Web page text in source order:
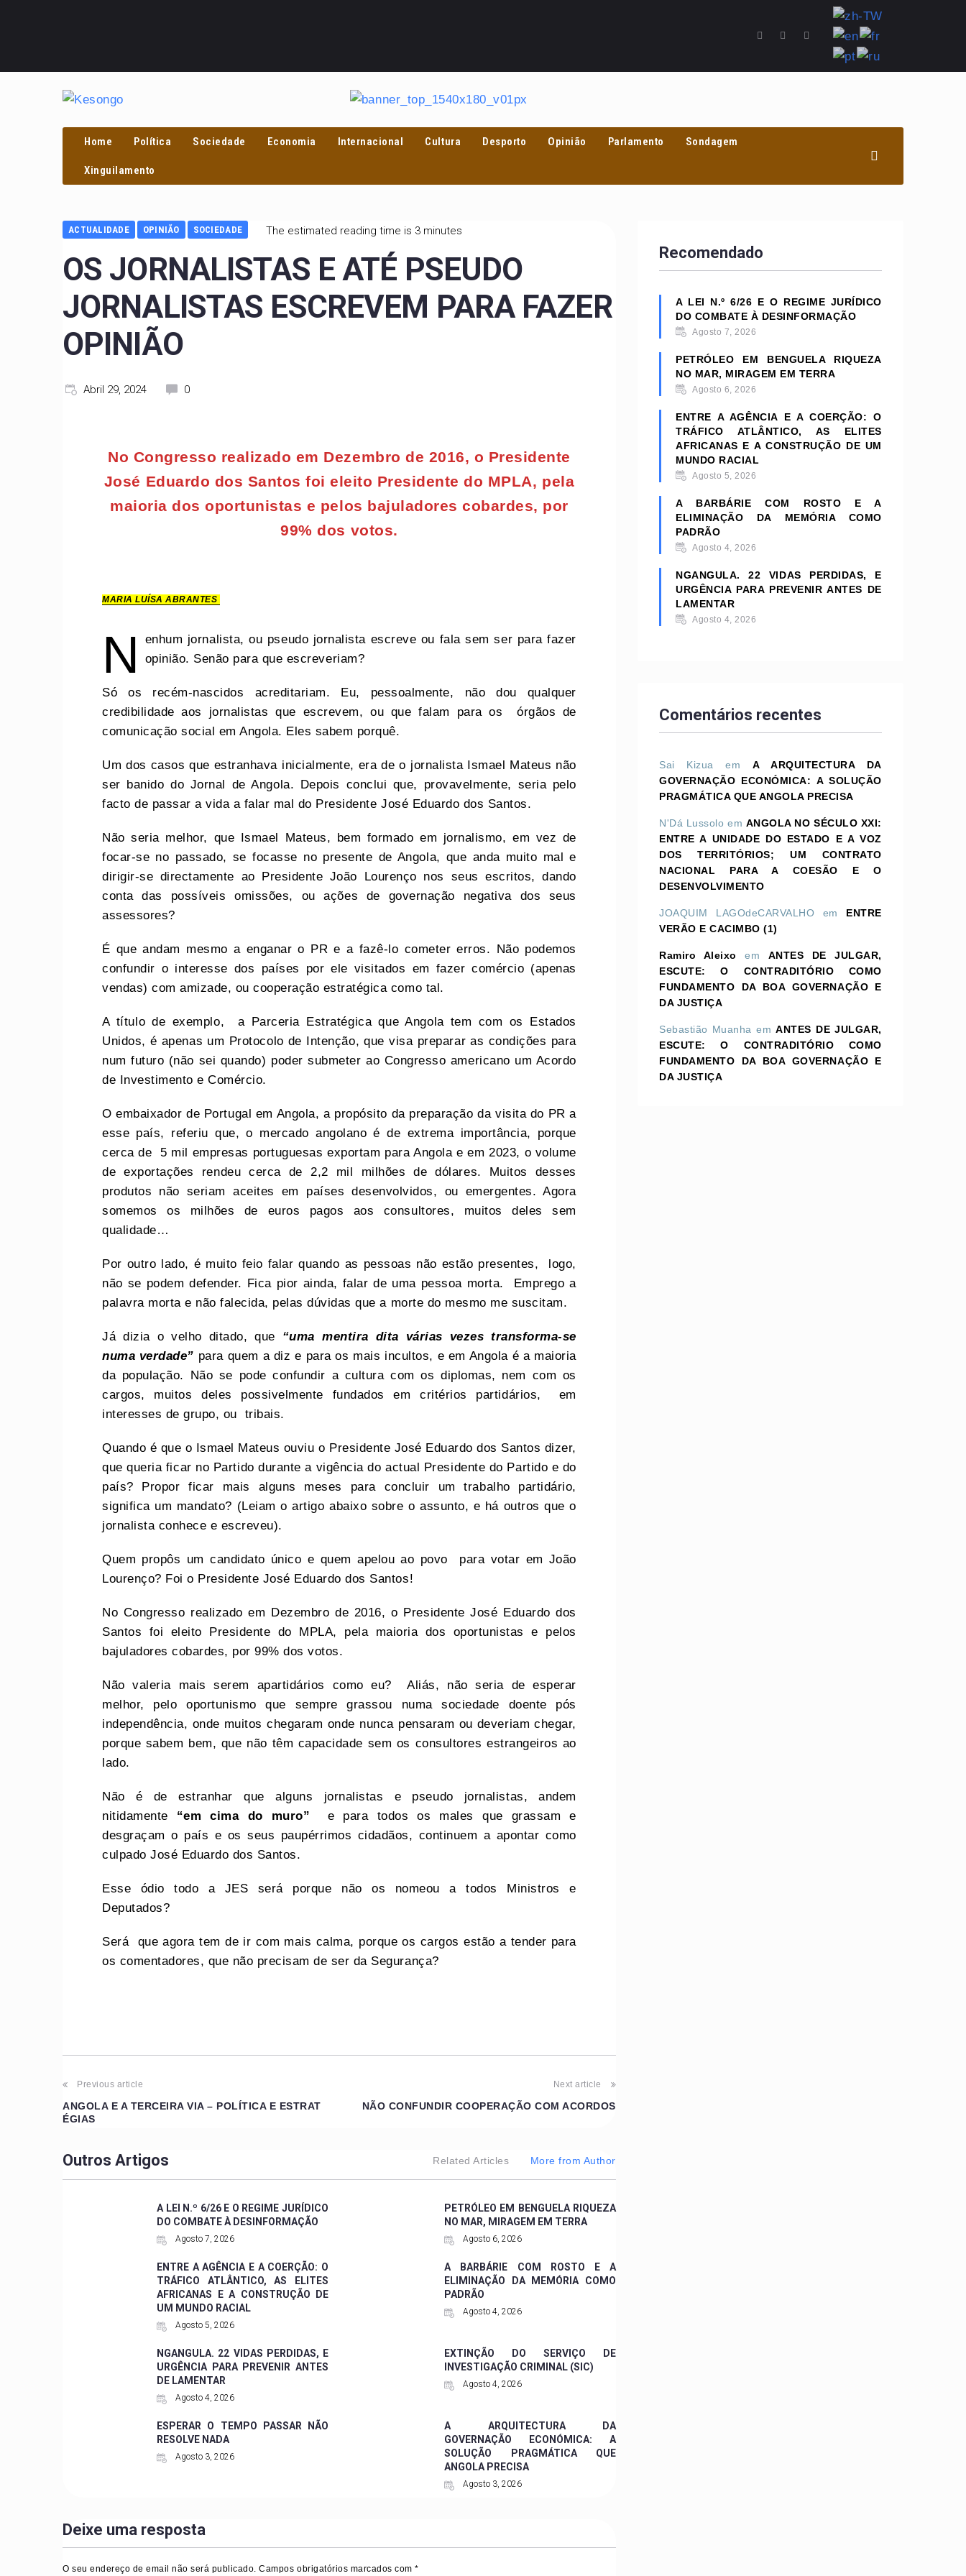
Home Política Sociedade Economia Internacional Cultura Desporto Opinião Parlamento Sondagem
Xinguilamento
ACTUALIDADE OPINIÃO SOCIEDADE The estimated reading time is 3 minutes
OS JORNALISTAS E ATÉ PSEUDO
JORNALISTAS ESCREVEM PARA FAZER
OPINIÃO
Abril 29, 2024 0
No Congresso realizado em Dezembro de 2016, o Presidente
José Eduardo dos Santos foi eleito Presidente do MPLA, pela
maioria dos oportunistas e pelos bajuladores cobardes, por
99% dos votos.
MARIA LUÍSA ABRANTES
N
enhum jornalista, ou pseudo jornalista escreve ou fala sem ser para fazer
opinião. Senão para que escreveriam?
Só os recém-nascidos acreditariam. Eu, pessoalmente, não dou qualquer
credibilidade aos jornalistas que escrevem, ou que falam para os órgãos de
comunicação social em Angola. Eles sabem porquê.
Um dos casos que estranhava inicialmente, era de o jornalista Ismael Mateus não
ser banido do Jornal de Angola. Depois conclui que, provavelmente, seria pelo
facto de passar a vida a falar mal do Presidente José Eduardo dos Santos.
Não seria melhor, que Ismael Mateus, bem formado em jornalismo, em vez de
focar-se no passado, se focasse no presente de Angola, que anda muito mal e
dirigir-se directamente ao Presidente João Lourenço nos seus escritos, dando
conta das possíveis omissões, ou ações de governação negativa dos seus
assessores?
É que andam mesmo a enganar o PR e a fazê-lo cometer erros. Não podemos
confundir o interesse dos países por ele visitados em fazer comércio (apenas
vendas) com amizade, ou cooperação estratégica como tal.
A título de exemplo, a Parceria Estratégica que Angola tem com os Estados
Unidos, é apenas um Protocolo de Intenção, que visa preparar as condições para
num futuro (não sei quando) poder submeter ao Congresso americano um Acordo
de Investimento e Comércio.
O embaixador de Portugal em Angola, a propósito da preparação da visita do PR a
esse país, referiu que, o mercado angolano é de extrema importância, porque
cerca de 5 mil empresas portuguesas exportam para Angola e em 2023, o volume
de exportações rendeu cerca de 2,2 mil milhões de dólares. Muitos desses
produtos não seriam aceites em países desenvolvidos, ou emergentes. Agora
somemos os milhões de euros pagos aos consultores, muitos deles sem
qualidade…
Por outro lado, é muito feio falar quando as pessoas não estão presentes, logo,
não se podem defender. Fica pior ainda, falar de uma pessoa morta. Emprego a
palavra morta e não falecida, pelas dúvidas que a morte do mesmo me suscitam.
Já dizia o velho ditado, que “uma mentira dita várias vezes transforma-se
numa verdade” para quem a diz e para os mais incultos, e em Angola é a maioria
da população. Não se pode confundir a cultura com os diplomas, nem com os
cargos, muitos deles possivelmente fundados em critérios partidários, em
interesses de grupo, ou tribais.
Quando é que o Ismael Mateus ouviu o Presidente José Eduardo dos Santos dizer,
que queria ficar no Partido durante a vigência do actual Presidente do Partido e do
país? Propor ficar mais alguns meses para concluir um trabalho partidário,
significa um mandato? (Leiam o artigo abaixo sobre o assunto, e há outros que o
jornalista conhece e escreveu).
Quem propôs um candidato único e quem apelou ao povo para votar em João
Lourenço? Foi o Presidente José Eduardo dos Santos!
No Congresso realizado em Dezembro de 2016, o Presidente José Eduardo dos
Santos foi eleito Presidente do MPLA, pela maioria dos oportunistas e pelos
bajuladores cobardes, por 99% dos votos.
Não valeria mais serem apartidários como eu? Aliás, não seria de esperar
melhor, pelo oportunismo que sempre grassou numa sociedade doente pós
independência, onde muitos chegaram onde nunca pensaram ou deveriam chegar,
porque sabem bem, que não têm capacidade sem os consultores estrangeiros ao
lado.
Não é de estranhar que alguns jornalistas e pseudo jornalistas, andem
nitidamente “em cima do muro” e para todos os males que grassam e
desgraçam o país e os seus paupérrimos cidadãos, continuem a apontar como
culpado José Eduardo dos Santos.
Esse ódio todo a JES será porque não os nomeou a todos Ministros e
Deputados?
Será que agora tem de ir com mais calma, porque os cargos estão a tender para
os comentadores, que não precisam de ser da Segurança?
Previous article
ANGOLA E A TERCEIRA VIA – POLÍTICA E ESTRAT
ÉGIAS
Next article
NÃO CONFUNDIR COOPERAÇÃO COM ACORDOS
Outros Artigos Related Articles More from Author
A LEI N.º 6/26 E O REGIME JURÍDICO
DO COMBATE À DESINFORMAÇÃO
Agosto 7, 2026
PETRÓLEO EM BENGUELA RIQUEZA
NO MAR, MIRAGEM EM TERRA
Agosto 6, 2026
ENTRE A AGÊNCIA E A COERÇÃO: O
TRÁFICO ATLÂNTICO, AS ELITES
AFRICANAS E A CONSTRUÇÃO DE
UM MUNDO RACIAL
Agosto 5, 2026
A BARBÁRIE COM ROSTO E A
ELIMINAÇÃO DA MEMÓRIA COMO
PADRÃO
Agosto 4, 2026
NGANGULA. 22 VIDAS PERDIDAS, E
URGÊNCIA PARA PREVENIR ANTES
DE LAMENTAR
Agosto 4, 2026
EXTINÇÃO DO SERVIÇO DE
INVESTIGAÇÃO CRIMINAL (SIC)
Agosto 4, 2026
ESPERAR O TEMPO PASSAR NÃO
RESOLVE NADA
Agosto 3, 2026
A ARQUITECTURA DA
GOVERNAÇÃO ECONÓMICA: A
SOLUÇÃO PRAGMÁTICA QUE
ANGOLA PRECISA
Agosto 3, 2026
Deixe uma resposta
O seu endereço de email não será publicado. Campos obrigatórios marcados com*
Recomendado
A LEI N.º 6/26 E O REGIME JURÍDICO
DO COMBATE À DESINFORMAÇÃO
Agosto 7, 2026
PETRÓLEO EM BENGUELA RIQUEZA
NO MAR, MIRAGEM EM TERRA
Agosto 6, 2026
ENTRE A AGÊNCIA E A COERÇÃO: O
TRÁFICO ATLÂNTICO, AS ELITES
AFRICANAS E A CONSTRUÇÃO DE UM
MUNDO RACIAL
Agosto 5, 2026
A BARBÁRIE COM ROSTO E A
ELIMINAÇÃO DA MEMÓRIA COMO
PADRÃO
Agosto 4, 2026
NGANGULA. 22 VIDAS PERDIDAS, E
URGÊNCIA PARA PREVENIR ANTES DE
LAMENTAR
Agosto 4, 2026
Comentários recentes
Sai Kizua emA ARQUITECTURA DA
GOVERNAÇÃO ECONÓMICA: A SOLUÇÃO
PRAGMÁTICA QUE ANGOLA PRECISA
N'Dá Lussolo em ANGOLA NO SÉCULO XXI:
ENTRE A UNIDADE DO ESTADO E A VOZ
DOS TERRITÓRIOS; UM CONTRATO
NACIONAL PARA A COESÃO E O
DESENVOLVIMENTO
JOAQUIM LAGOdeCARVALHO em ENTRE
VERÃO E CACIMBO (1)
Ramiro Aleixo em ANTES DE JULGAR,
ESCUTE: O CONTRADITÓRIO COMO
FUNDAMENTO DA BOA GOVERNAÇÃO E
DA JUSTIÇA
Sebastião Muanha emANTES DE JULGAR,
ESCUTE: O CONTRADITÓRIO COMO
FUNDAMENTO DA BOA GOVERNAÇÃO E
DA JUSTIÇA